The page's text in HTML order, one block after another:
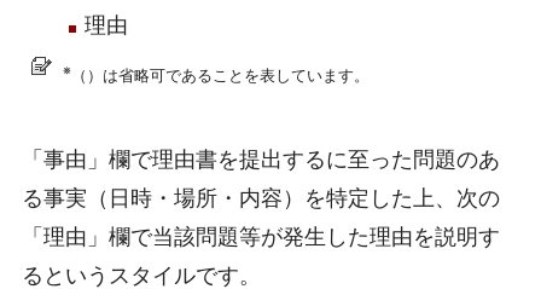
理由
※ （）は省略可であることを表しています。
「事由」欄で理由書を提出するに至った問題のあ
る事実（日時・場所・内容）を特定した上、次の
「理由」欄で当該問題等が発生した理由を説明す
るというスタイルです。